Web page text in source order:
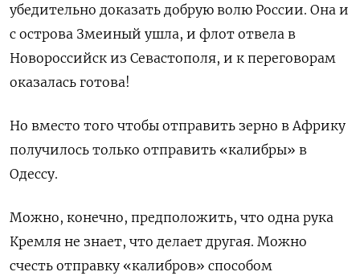
убедительно доказать добрую волю России. Она и
с острова Змеиный ушла, и флот отвела в
Новороссийск из Севастополя, и к переговорам
оказалась готова!
Но вместо того чтобы отправить зерно в Африку
получилось только отправить «калибры» в
Одессу.
Можно, конечно, предположить, что одна рука
Кремля не знает, что делает другая. Можно
счесть отправку «калибров» способом